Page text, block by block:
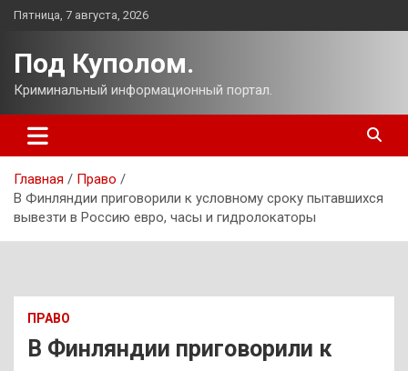
Перейти
Пятница, 7 августа, 2026
Под Куполом.
Криминальный информационный портал.
Главная
Право
В Финляндии приговорили к условному сроку пытавшихся
вывезти в Россию евро, часы и гидролокаторы
ПРАВО
В Финляндии приговорили к